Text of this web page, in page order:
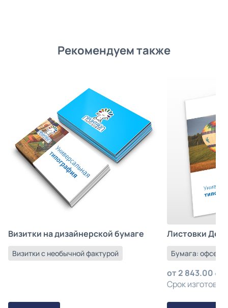
Рекомендуем также
Визитки на дизайнерской бумаге
Визитки с необычной фактурой
Листовки
Бумага:
от2 843.00
Срок